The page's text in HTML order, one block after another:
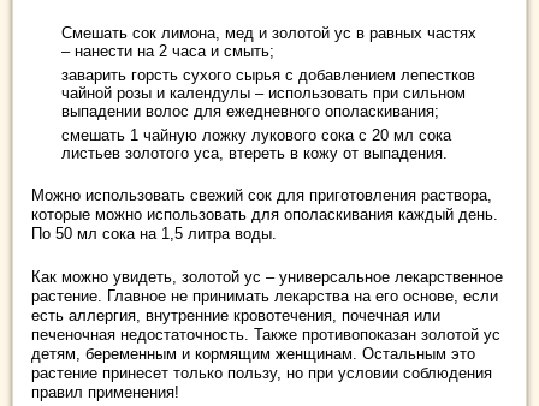
Смешать сок лимона, мед и золотой ус в равных частях
– нанести на 2 часа и смыть;
заварить горсть сухого сырья с добавлением лепестков
чайной розы и календулы – использовать при сильном
выпадении волос для ежедневного ополаскивания;
смешать 1 чайную ложку лукового сока с 20 мл сока
листьев золотого уса, втереть в кожу от выпадения.
Можно использовать свежий сок для приготовления раствора,
которые можно использовать для ополаскивания каждый день.
По 50 мл сока на 1,5 литра воды.
Как можно увидеть, золотой ус – универсальное лекарственное
растение. Главное не принимать лекарства на его основе, если
есть аллергия, внутренние кровотечения, почечная или
печеночная недостаточность. Также противопоказан золотой ус
детям, беременным и кормящим женщинам. Остальным это
растение принесет только пользу, но при условии соблюдения
правил применения!